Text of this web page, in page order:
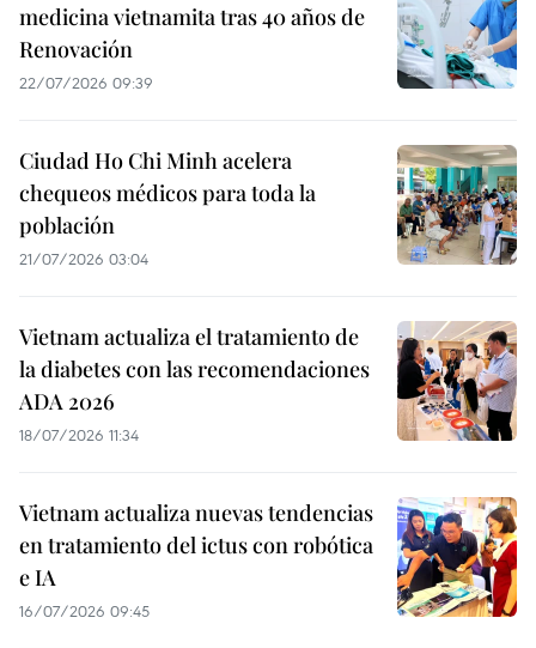
medicina vietnamita tras 40 años de
Renovación
22/07/2026 09:39
Ciudad Ho Chi Minh acelera
chequeos médicos para toda la
población
21/07/2026 03:04
Vietnam actualiza el tratamiento de
la diabetes con las recomendaciones
ADA 2026
18/07/2026 11:34
Vietnam actualiza nuevas tendencias
en tratamiento del ictus con robótica
e IA
16/07/2026 09:45